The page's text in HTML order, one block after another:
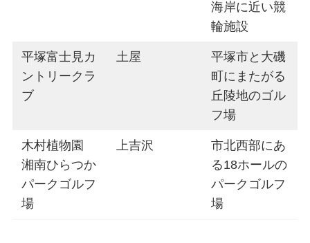
海岸に近い競
輪施設
平塚富士見カ
ントリークラ
ブ
土屋
平塚市と大磯
町にまたがる
丘陵地のゴル
フ場
木村植物園
湘南ひらつか
パークゴルフ
場
上吉沢
市北西部にあ
る18ホールの
パークゴルフ
場